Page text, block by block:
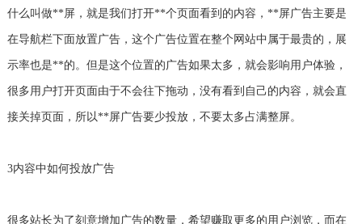
什么叫做**屏，就是我们打开**个页面看到的内容，**屏广告主要是
在导航栏下面放置广告，这个广告位置在整个网站中属于最贵的，展
示率也是**的。但是这个位置的广告如果太多，就会影响用户体验，
很多用户打开页面由于不会往下拖动，没有看到自己的内容，就会直
接关掉页面，所以**屏广告要少投放，不要太多占满整屏。
3内容中如何投放广告
很多站长为了刻意增加广告的数量，希望赚取更多的用户浏览，而在